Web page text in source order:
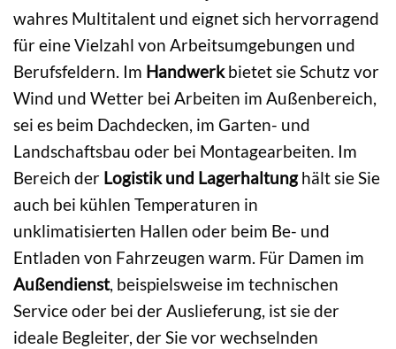
wahres Multitalent und eignet sich hervorragend
für eine Vielzahl von Arbeitsumgebungen und
Berufsfeldern. Im Handwerkbietet sie Schutz vor
Wind und Wetter bei Arbeiten im Außenbereich,
sei es beim Dachdecken, im Garten- und
Landschaftsbau oder bei Montagearbeiten. Im
Bereich der Logistik und Lagerhaltunghält sie Sie
auch bei kühlen Temperaturen in
unklimatisierten Hallen oder beim Be- und
Entladen von Fahrzeugen warm. Für Damen im
Außendienst, beispielsweise im technischen
Service oder bei der Auslieferung, ist sie der
ideale Begleiter, der Sie vor wechselnden